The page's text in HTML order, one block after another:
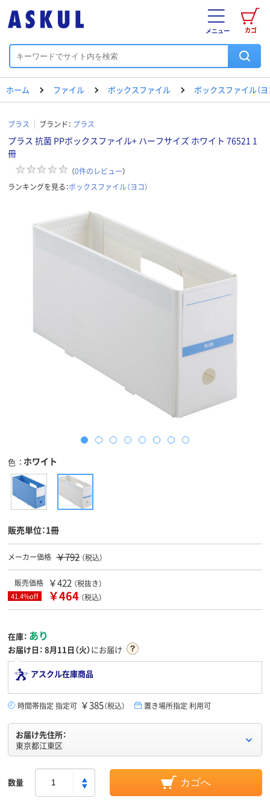
カゴ
メニュー
ホーム ファイル ボックスファイル ボックスファイル（ヨ
プラス ブランド： プラス
プラス 抗菌 PPボックスファイル+ ハーフサイズ ホワイト 76521 1
冊
（0件のレビュー）
ランキングを見る：ボックスファイル（ヨコ）
色 ホワイト
販売単位：1冊
メーカー価格 ￥792 （税込）
販売価格 ￥422 （税抜き）
41.4%off ￥464 （税込）
在庫： あり
お届け日： 8月11日（火）にお届け
アスクル在庫商品
時間帯指定 指定可 ￥385（税込） 置き場所指定 利用可
お届け先住所：
東京都江東区
数量 カゴへ